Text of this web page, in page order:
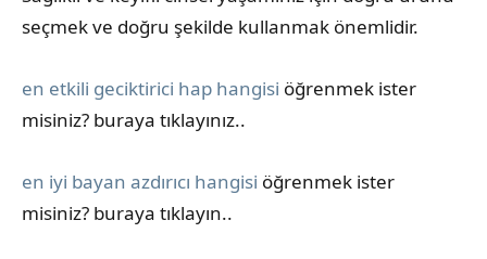
seçmek ve doğru şekilde kullanmak önemlidir.
en etkili geciktirici hap hangisi öğrenmek ister
misiniz? buraya tıklayınız..
en iyi bayan azdırıcı hangisi öğrenmek ister
misiniz? buraya tıklayın..